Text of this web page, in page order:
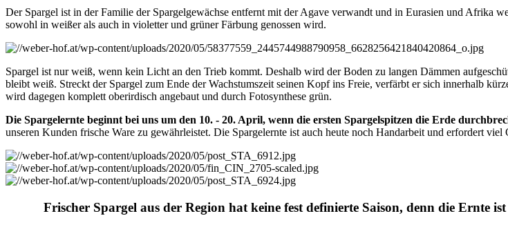
Der Spargel ist in der Familie der Spargelgewächse entfernt mit der Agave verwandt und in Eurasien und Afrika
sowohl in weißer als auch in violetter und grüner Färbung genossen wird.
Spargel ist nur weiß, wenn kein Licht an den Trieb kommt. Deshalb wird der Boden zu langen Dämmen
bleibt weiß. Streckt der Spargel zum Ende der Wachstumszeit seinen Kopf ins Freie, verfärbt er sich innerhalb
wird dagegen komplett oberirdisch angebaut und durch Fotosynthese grün.
Die Spargelernte beginnt bei uns um den 10. - 20. April, wenn die ersten Spargelspitzen die Erde
unseren Kunden frische Ware zu gewährleistet. Die Spargelernte ist auch heute noch Handarbeit und erfordert viel
Frischer Spargel aus der Region hat keine fest definierte Saison, denn die Ernte